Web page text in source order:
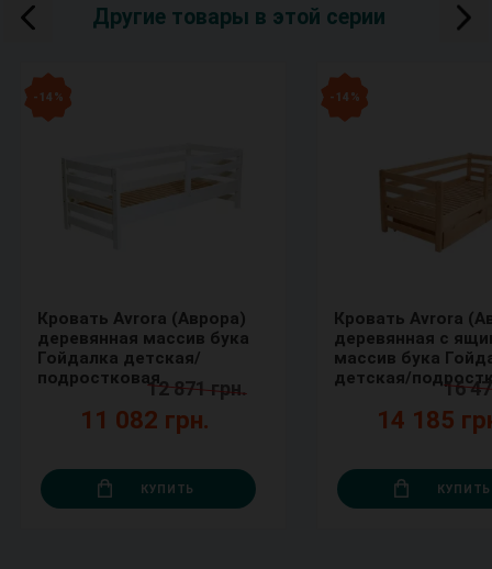
Другие товары в этой серии
- 14 %
Кровать Avrora (Аврора)
деревянная массив бука
Гойдалка детская/
подростковая
11 082 грн.
12 871 грн.
КУПИТЬ
- 14 %
Кровать Avrora
деревянная с
массив бука
детская/
14 185
16
КУПИТЬ